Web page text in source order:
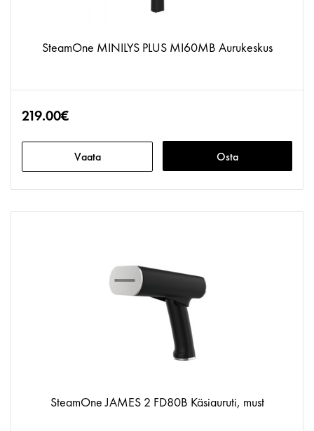
SteamOne MINILYS PLUS MI60MB Aurukeskus
219.00€
Vaata Osta
SteamOne JAMES 2 FD80B Käsiauruti, must